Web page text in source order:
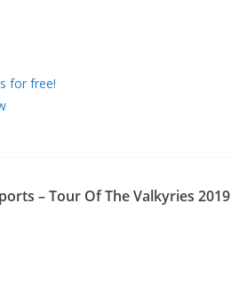
for free!
– Tour Of The Valkyries 2019